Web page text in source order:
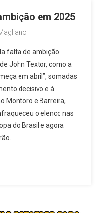
em 2025
falta de ambição
John Textor, como a
em abril”, somadas
decisivo e à
Montoro e Barreira,
o elenco nas
do Brasil e agora